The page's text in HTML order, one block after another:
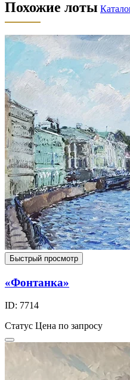
Похожие лоты
Быстрый просмотр
«Фонтанка»
ID: 7714
Статус Цена по запросу